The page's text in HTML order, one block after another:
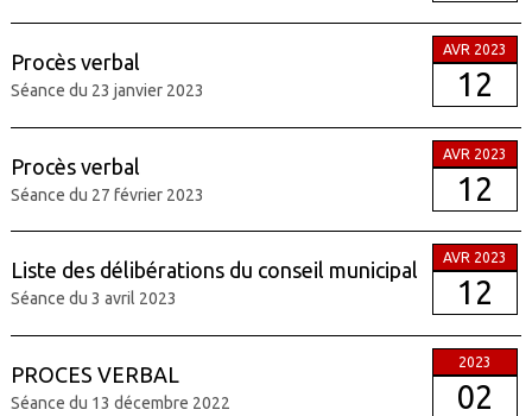
Procès verbal
Séance du 23 janvier 2023
AVR 2023
12
Procès verbal
Séance du 27 février 2023
AVR 2023
12
Liste des délibérations du conseil municipal
Séance du 3 avril 2023
AVR 2023
12
PROCES VERBAL
Séance du 13 décembre 2022
2023
02